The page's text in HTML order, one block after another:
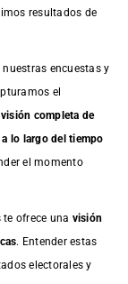
resultados de
encuestasy
el
completa de
lo largo del tiempo
el momento
ofrece una visión
. Entender estas
electorales y